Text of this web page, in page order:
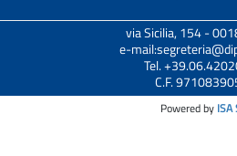
via Sicilia, 154 -
e-
Tel.
C.F.
Powered by ISA